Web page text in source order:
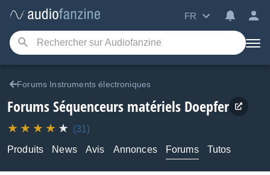
FR
Forums Instruments électroniques
Forums Séquenceurs matériels Doepfer
(31)
Produits
News Avis Annonces Forums Tutos